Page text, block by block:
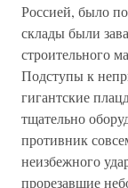
Россией, было
склады были
строительного
Подступы к
гигантские
тщательно
противник
неизбежного
прорезавшие